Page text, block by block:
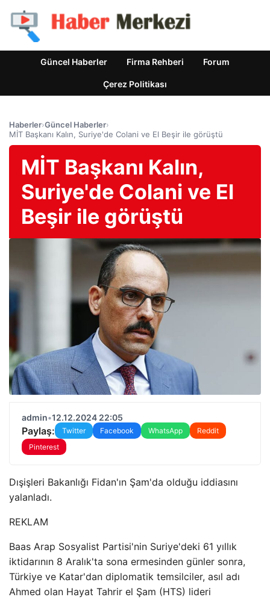
Güncel Haberler Firma Rehberi Forum
Çerez Politikası
Haberler›Güncel Haberler›
MİT Başkanı Kalın, Suriye'de Colani ve El Beşir ile görüştü
MİT Başkanı Kalın,
Suriye'de Colani ve El
Beşir ile görüştü
admin•12.12.2024 22:05
Paylaş: Twitter Facebook WhatsApp
Reddit
Pinterest
Dışişleri Bakanlığı Fidan'ın Şam'da olduğu iddiasını
yalanladı.
REKLAM
Baas Arap Sosyalist Partisi'nin Suriye'deki 61 yıllık
iktidarının 8 Aralık'ta sona ermesinden günler sonra,
Türkiye ve Katar'dan diplomatik temsilciler, asıl adı
Ahmed olan Hayat Tahrir el Şam (HTS) lideri